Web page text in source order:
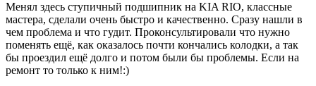
Менял здесь ступичный подшипник на KIA RIO, классные
мастера, сделали очень быстро и качественно. Сразу нашли в
чем проблема и что гудит. Проконсультировали что нужно
поменять ещё, как оказалось почти кончались колодки, а так
бы проездил ещё долго и потом были бы проблемы. Если на
ремонт то только к ним!:)